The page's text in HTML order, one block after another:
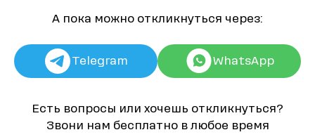
А пока можно откликнуться через:
Telegram WhatsApp
Есть вопросы или хочешь откликнуться?
Звони нам бесплатно в любое время